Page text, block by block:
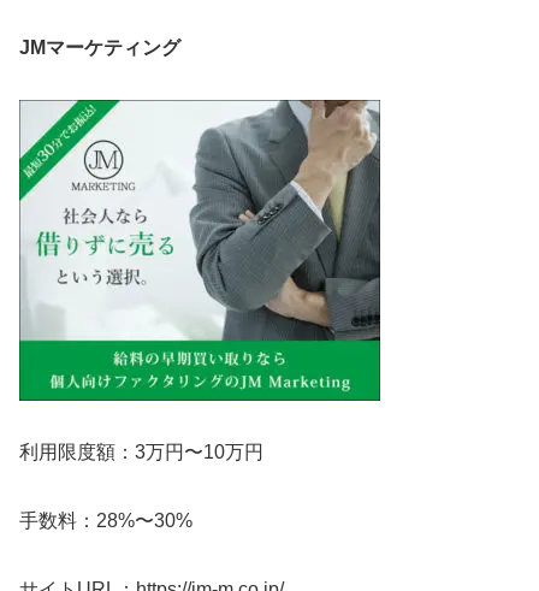
JMマーケティング
利用限度額：3万円〜10万円
手数料：28%〜30%